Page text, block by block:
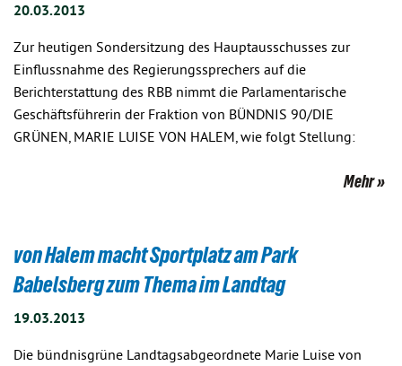
20.03.2013
Zur heutigen Sondersitzung des Hauptausschusses zur
Einflussnahme des Regierungssprechers auf die
Berichterstattung des RBB nimmt die Parlamentarische
Geschäftsführerin der Fraktion von BÜNDNIS 90/DIE
GRÜNEN, MARIE LUISE VON HALEM, wie folgt Stellung:
Mehr
von Halem macht Sportplatz am Park
Babelsberg zum Thema im Landtag
19.03.2013
Die bündnisgrüne Landtagsabgeordnete Marie Luise von